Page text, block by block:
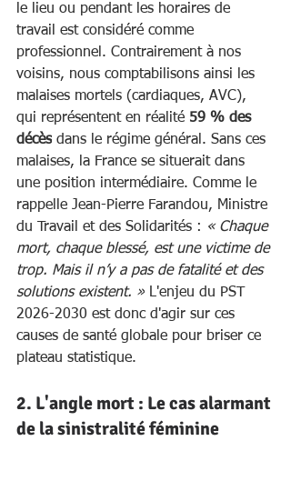
le lieu ou pendant les horaires de
travail est considéré comme
professionnel. Contrairement à nos
voisins, nous comptabilisons ainsi les
malaises mortels (cardiaques, AVC),
qui représentent en réalité 59 % des
décès dans le régime général. Sans ces
malaises, la France se situerait dans
une position intermédiaire. Comme le
rappelle Jean-Pierre Farandou, Ministre
du Travail et des Solidarités : « Chaque
mort, chaque blessé, est une victime de
trop. Mais il n’y a pas de fatalité et des
solutions existent. » L'enjeu du PST
2026-2030 est donc d'agir sur ces
causes de santé globale pour briser ce
plateau statistique.
2. L'angle mort : Le cas alarmant
de la sinistralité féminine